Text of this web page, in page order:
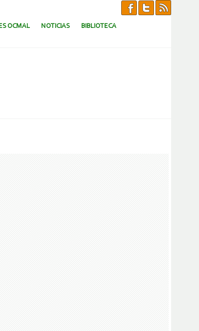
OCMAL NOTICIAS BIBLIOTECA